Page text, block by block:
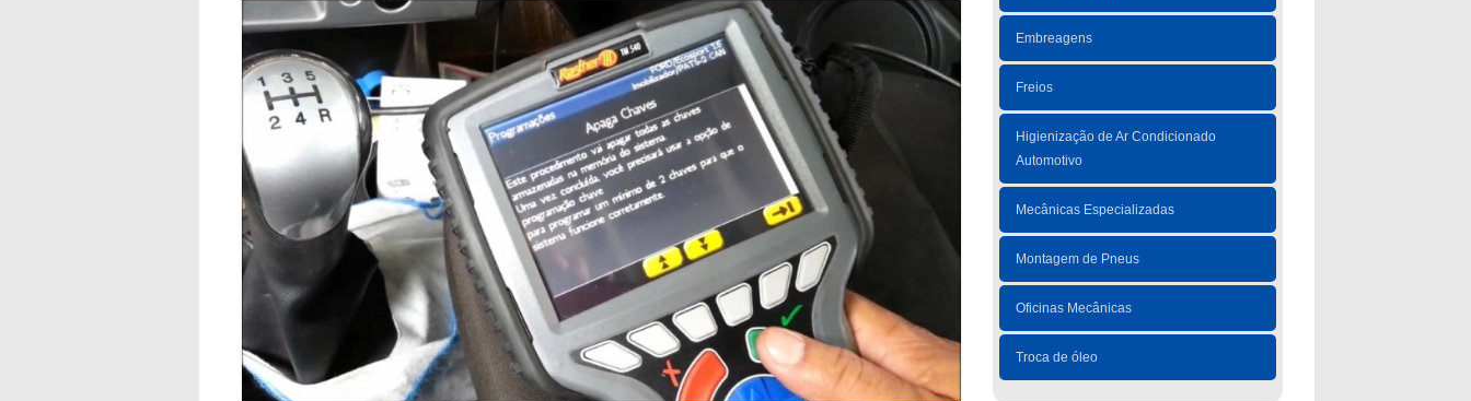
Embreagens
Freios
Higienização de Ar Condicionado
Automotivo
Mecânicas Especializadas
Montagem de Pneus
Oficinas Mecânicas
Troca de óleo